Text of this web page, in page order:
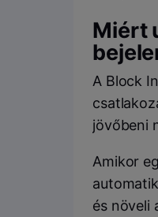
Miért
A Block
jövőbeni
Amikor
és növeli